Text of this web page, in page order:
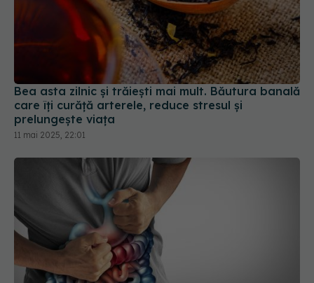
Bea asta zilnic și trăiești mai mult. Băutura banală
care îți curăță arterele, reduce stresul și
prelungește viața
11 mai 2025, 22:01